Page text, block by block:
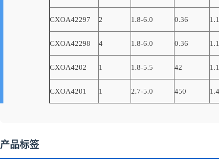
CXOA42297 2 1.8-6.0 0.36 1.1
CXOA42298 4 1.8-6.0 0.36 1.1
CXOA4202 1 1.8-5.5 42 1.1
CXOA4201 1 2.7-5.0 450
产品标签